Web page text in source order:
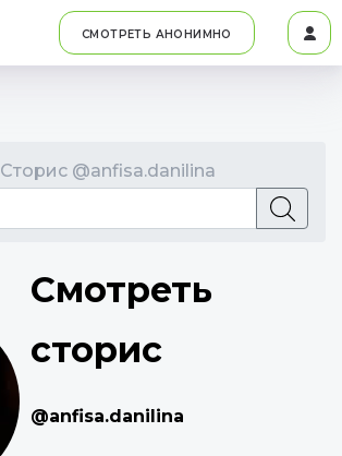
СМОТРЕТЬ АНОНИМНО
Сторис @anfisa.danilina
Смотреть
сторис
@anfisa.danilina